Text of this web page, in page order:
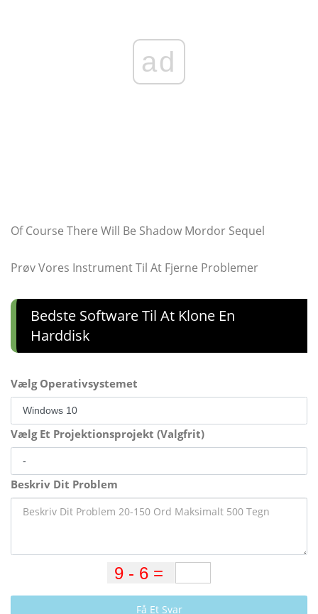
ad
Of Course There Will Be Shadow Mordor Sequel
Prøv Vores Instrument Til At Fjerne Problemer
Bedste Software Til At Klone En
Harddisk
Vælg Operativsystemet
Vælg Et Projektionsprojekt (Valgfrit)
Beskriv Dit Problem
Få Et Svar